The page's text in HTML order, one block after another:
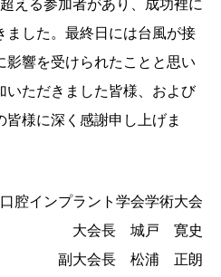
ました。最終日には台風が接
響を受けられたことと思い
いただきました皆様、および
様に深く感謝申し上げま
腔インプラント学会学術大会
大会長 城戸 寛史
副大会長 松浦 正朗